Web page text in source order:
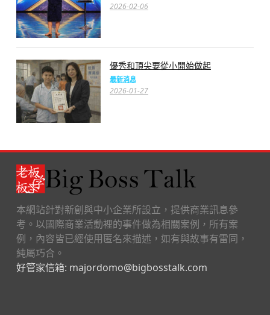
2026-02-06
優秀和頂尖要從小開始做起
最新消息
2026-01-27
本網站針對新創與中小企業所設立，提供商業訊息參
考。以國際商業活動裡的事件做為相關案例，所有案
例，內容皆已經使用匿名來描述，如有與故事有雷同，
純屬巧合。
好管家信箱: majordomo@bigbosstalk.com